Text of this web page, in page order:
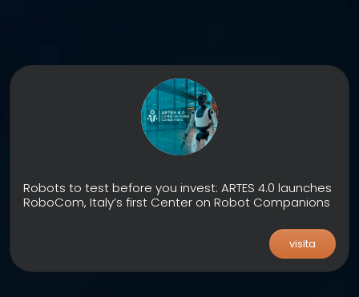
Robots to test before you invest: ARTES 4.0 launches
RoboCom, Italy’s first Center on Robot Companions
visita